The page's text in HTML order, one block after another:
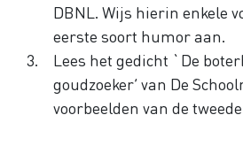
DBNL. Wijs hierin enkele
eerste soort humor aan.
Lees het gedicht `De
goudzoeker’ van De
voorbeelden van de